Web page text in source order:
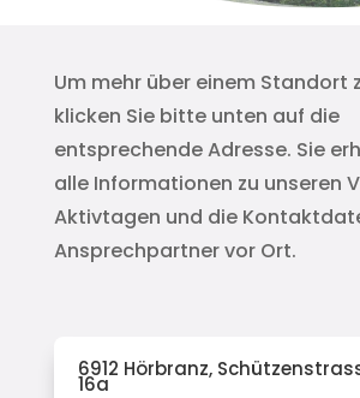
Um mehr über einem Standort
klicken Sie bitte unten auf die
entsprechende Adresse. Sie
alle Informationen zu unseren
Aktivtagen und die
Ansprechpartner vor Ort.
6912 Hörbranz,
16a